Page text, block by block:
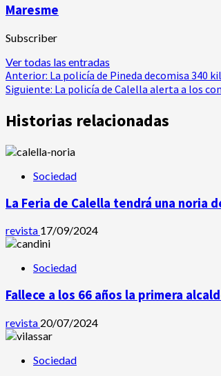
Maresme
Subscriber
Ver todas las entradas
Navegación
de
entradas
Anterior: La policía de Pineda decomisa 340
Siguiente: La policía de Calella alerta a los
Historias relacionadas
Sociedad
La Feria de Calella tendrá una noria
revista 17/09/2024
Sociedad
Fallece a los 66 años la primera
revista 20/07/2024
Sociedad